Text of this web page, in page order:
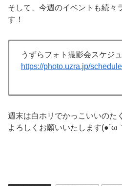
そして、今週のイベントも続々
す！
うずらフォト撮影会スケジ
https://photo.uzra.jp/schedule
週末は白ホリでかっこいいの
よろしくお願いいたします(●´ω